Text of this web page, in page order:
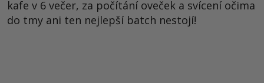
kafe v 6 večer, za počítání oveček a svícení očima
do tmy ani ten nejlepší batch nestojí!